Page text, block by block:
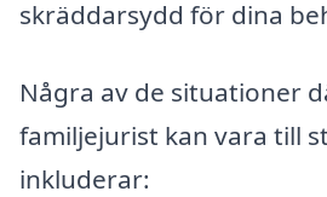
skräddarsydd för dina
Några av de situationer
familjejurist kan vara till
inkluderar: